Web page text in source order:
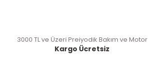
3000 TL ve Üzeri Preiyodik Bakım ve Motor
Kargo Ücretsiz